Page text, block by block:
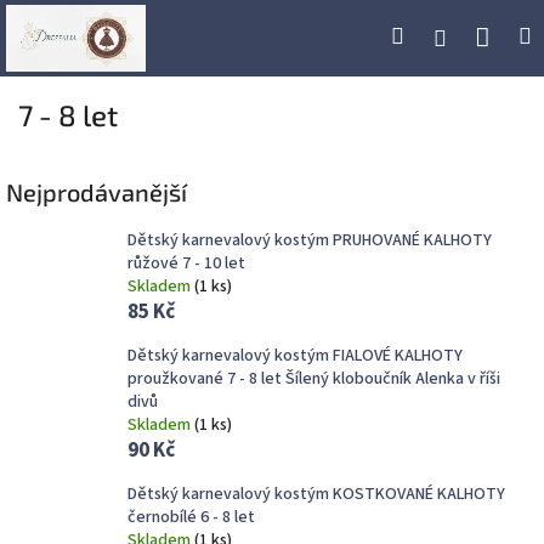
Přejít
Hledat Přihlášení
7 - 8 let
Nejprodávanější
Dětský karnevalový kostým PRUHOVANÉ KALHOTY
růžové 7 - 10 let
Skladem(1 ks)
85 Kč
Dětský karnevalový kostým FIALOVÉ KALHOTY
proužkované 7 - 8 let Šílený kloboučník Alenka v říši
divů
Skladem(1 ks)
90 Kč
Dětský karnevalový kostým KOSTKOVANÉ KALHOTY
černobílé 6 - 8 let